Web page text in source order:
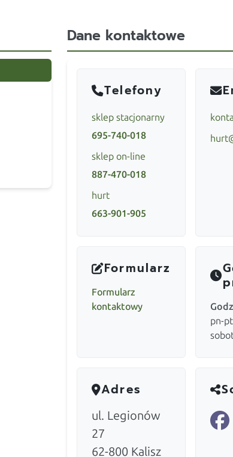
Dane kontaktowe
Telefony
sklep stacjonarny
695-740-018
sklep on-line
887-470-018
hurt
663-901-905
Formularz
Formularz
kontaktowy
pn-
Adres
ul. Legionów
27
62-800 Kalisz